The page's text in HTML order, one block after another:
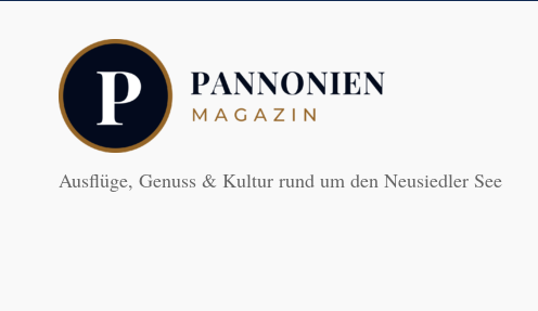
Ausflüge, Genuss & Kultur rund um den Neusiedler See